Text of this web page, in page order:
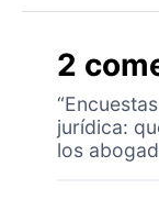
2
jurídica:
los